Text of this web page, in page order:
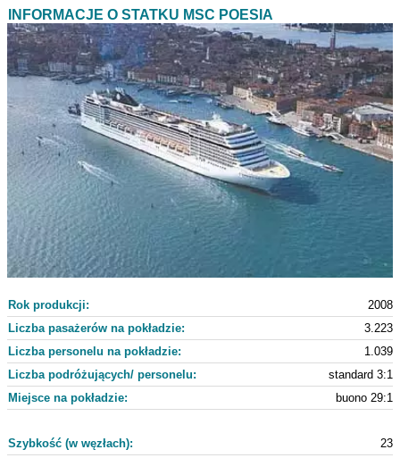
INFORMACJE O STATKU MSC POESIA
Rok produkcji:
2008
Liczba pasażerów na pokładzie:
3.223
Liczba personelu na pokładzie:
1.039
Liczba podróżujących/ personelu:
standard 3:1
Miejsce na pokładzie:
buono 29:1
23
Szybkość (w węzłach):